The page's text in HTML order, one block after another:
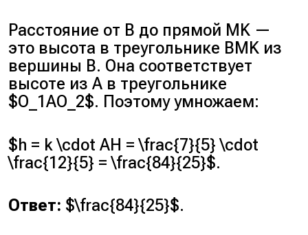
Расстояние от B до прямой MK —
это высота в треугольнике BMK из
вершины B. Она соответствует
высоте из A в треугольнике
$O_1AO_2$. Поэтому умножаем:
$h = k \cdot AH = \frac{7}{5} \cdot
\frac{12}{5} = \frac{84}{25}$.
Ответ: $\frac{84}{25}$.